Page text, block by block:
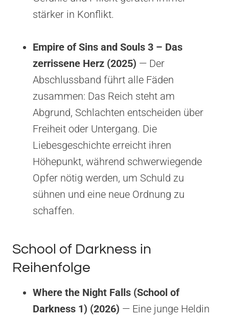
stärker in Konflikt.
Empire of Sins and Souls 3 – Das
zerrissene Herz (2025) — Der
Abschlussband führt alle Fäden
zusammen: Das Reich steht am
Abgrund, Schlachten entscheiden über
Freiheit oder Untergang. Die
Liebesgeschichte erreicht ihren
Höhepunkt, während schwerwiegende
Opfer nötig werden, um Schuld zu
sühnen und eine neue Ordnung zu
schaffen.
School of Darkness in
Reihenfolge
Where the Night Falls (School of
Darkness 1) (2026) — Eine junge Heldin